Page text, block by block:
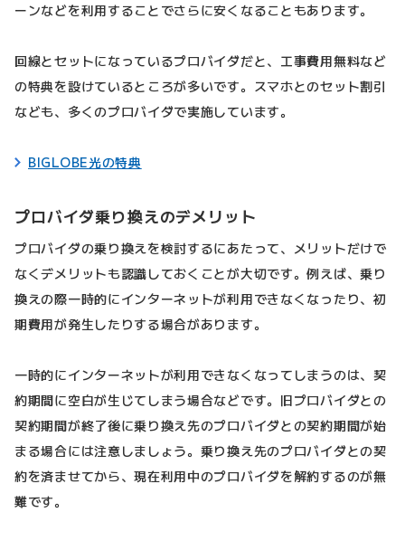
ーンなどを利用することでさらに安くなることもあります。
回線とセットになっているプロバイダだと、工事費用無料など
の特典を設けているところが多いです。スマホとのセット割引
なども、多くのプロバイダで実施しています。
BIGLOBE光の特典
プロバイダ乗り換えのデメリット
プロバイダの乗り換えを検討するにあたって、メリットだけで
なくデメリットも認識しておくことが大切です。例えば、乗り
換えの際一時的にインターネットが利用できなくなったり、初
期費用が発生したりする場合があります。
一時的にインターネットが利用できなくなってしまうのは、契
約期間に空白が生じてしまう場合などです。旧プロバイダとの
契約期間が終了後に乗り換え先のプロバイダとの契約期間が始
まる場合には注意しましょう。乗り換え先のプロバイダとの契
約を済ませてから、現在利用中のプロバイダを解約するのが無
難です。